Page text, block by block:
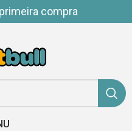
compra